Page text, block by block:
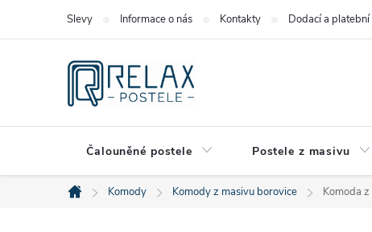
Slevy Informace o nás Kontakty Dodací a
Čalouněné postele Postele z masivu
Domů
Komody Komody z masivu borovice Komoda